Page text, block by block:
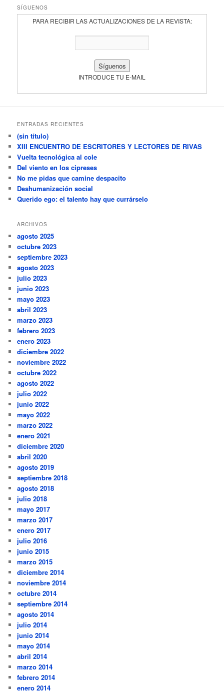
SÍGUENOS
PARA RECIBIR LAS ACTUALIZACIONES DE LA REVISTA:
INTRODUCE TU E-MAIL
ENTRADAS RECIENTES
(sin título)
XIII ENCUENTRO DE ESCRITORES Y LECTORES DE RIVAS
Vuelta tecnológica al cole
Del viento en los cipreses
No me pidas que camine despacito
Deshumanización social
Querido ego: el talento hay que currárselo
ARCHIVOS
agosto 2025
octubre 2023
septiembre 2023
agosto 2023
julio 2023
junio 2023
mayo 2023
abril 2023
marzo 2023
febrero 2023
enero 2023
diciembre 2022
noviembre 2022
octubre 2022
agosto 2022
julio 2022
junio 2022
mayo 2022
marzo 2022
enero 2021
diciembre 2020
abril 2020
agosto 2019
septiembre 2018
agosto 2018
julio 2018
mayo 2017
marzo 2017
enero 2017
julio 2016
junio 2015
marzo 2015
diciembre 2014
noviembre 2014
octubre 2014
septiembre 2014
agosto 2014
julio 2014
junio 2014
mayo 2014
abril 2014
marzo 2014
febrero 2014
enero 2014